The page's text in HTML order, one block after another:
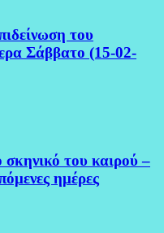
του
Σάββατο (15-02-
του καιρού –
ημέρες